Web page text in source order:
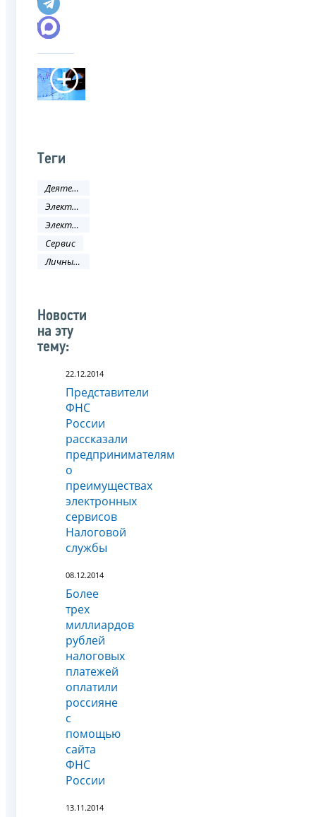
Теги
Деятельность ФНС
Электронные услуги
Электронные сервисы
Сервис
Личный кабинет
Новости
на эту
тему:
22.12.2014
Представители
ФНС
России
рассказали
предпринимателям
о
преимуществах
электронных
сервисов
Налоговой
службы
08.12.2014
Более
трех
миллиардов
рублей
налоговых
платежей
оплатили
россияне
с
помощью
сайта
ФНС
России
13.11.2014